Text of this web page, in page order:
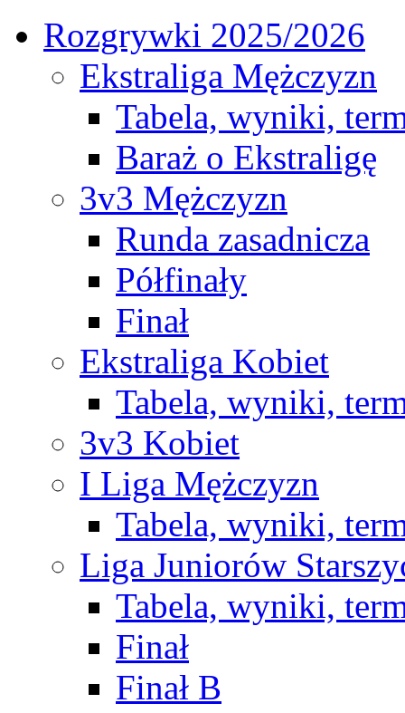
Rozgrywki 2025/2026
Ekstraliga Mężczyzn
Tabela, wyniki,
Baraż o Ekstraligę
3v3 Mężczyzn
Runda zasadnicza
Półfinały
Finał
Ekstraliga Kobiet
Tabela, wyniki,
3v3 Kobiet
I Liga Mężczyzn
Tabela, wyniki,
Liga Juniorów
Tabela, wyniki,
Finał
Finał B